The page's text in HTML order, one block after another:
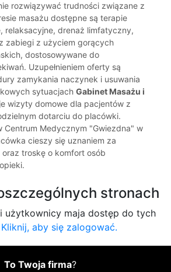
rozwiązywać trudności związane z
masażu dostępne są terapie
relaksacyjne, drenaż limfatyczny,
zabiegi z użyciem gorących
dostosowywane do
Uzupełnieniem oferty są
zamykania naczynek i usuwania
sytuacjach Gabinet Masażu i
wizyty domowe dla pacjentów z
dotarciu do placówki.
Centrum Medycznym "Gwiezdna" w
cieszy się uznaniem za
oraz troskę o komfort osób
stronach
użytkownicy maja dostęp do tych
Kliknij, aby się zalogować.
To Twoja firma?